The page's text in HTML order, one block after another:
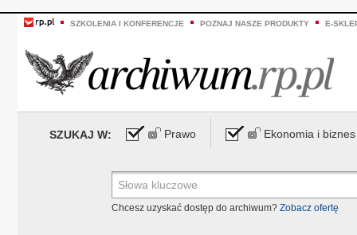
SZKOLENIA I KONFERENCJE POZNAJ NASZE PRODUKTY E-
SZUKAJ W: Prawo Ekonomia i biznes
Chcesz uzyskać dostęp do archiwum? Zobacz ofertę